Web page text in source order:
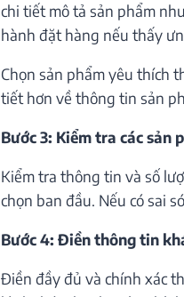
chi tiết mô tả sản phẩm
hành đặt hàng nếu thấy
Chọn sản phẩm yêu thích
tiết hơn về thông tin sản
Bước 3: Kiểm tra các sản
Kiểm tra thông tin và số
chọn ban đầu. Nếu có sai
Bước 4: Điền thông tin
Điền đầy đủ và chính xác